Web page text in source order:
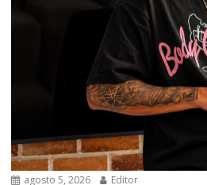
agosto 5, 2026 Editor